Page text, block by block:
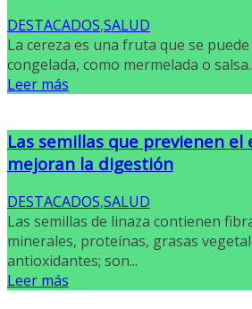
DESTACADOS,SALUD
La cereza es una fruta que se
congelada, como mermelada o
Leer más
Las semillas que previenen
mejoran la digestión
DESTACADOS,SALUD
Las semillas de linaza contienen
minerales, proteínas, grasas
antioxidantes; son...
Leer más